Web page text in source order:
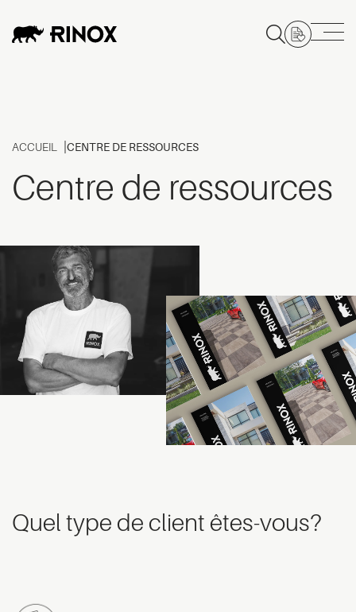
ACCUEIL CENTRE DE RESSOURCES
Centre de ressources
Quel type de client êtes-vous?